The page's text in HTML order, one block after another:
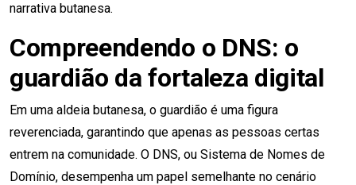
narrativa butanesa.
Compreendendo o DNS: o
guardião da fortaleza digital
Em uma aldeia butanesa, o guardião é uma figura
reverenciada, garantindo que apenas as pessoas certas
entrem na comunidade. O DNS, ou Sistema de Nomes de
Domínio, desempenha um papel semelhante no cenário